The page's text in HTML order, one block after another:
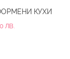
КУХИ
ЛВ.